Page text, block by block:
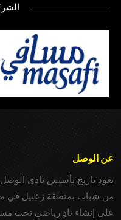
عن الوصل
من شباب بمنطقة زعبيل في
على إنشاء نادٍ رياضي تحت